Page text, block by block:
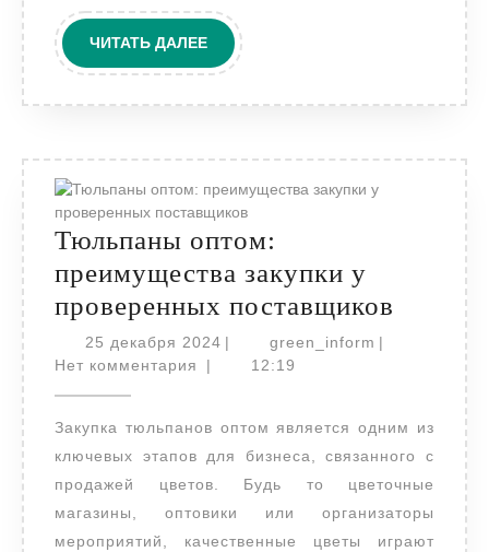
ЧИТАТЬ ДАЛЕЕЧИТАТЬ
ДАЛЕЕ
Тюльпаны оптом:
преимущества закупки у
проверенных поставщиков
оптом:
у
25 декабря 202425
декабря
| green_inform green_inform
|
Нет комментария
| 12:19
Закупка тюльпанов оптом является одним из
ключевых этапов для бизнеса, связанного с
продажей цветов. Будь то цветочные
магазины, оптовики или организаторы
мероприятий, качественные цветы играют